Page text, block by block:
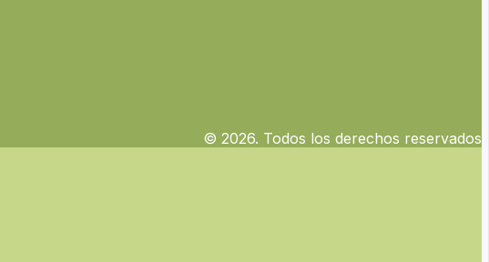
© 2026. Todos los derechos reservados